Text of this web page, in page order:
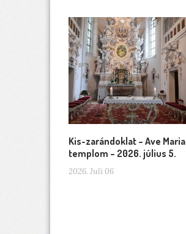
Kis-zarándoklat – Ave Maria
templom – 2026. július 5.
2026. Juli 06